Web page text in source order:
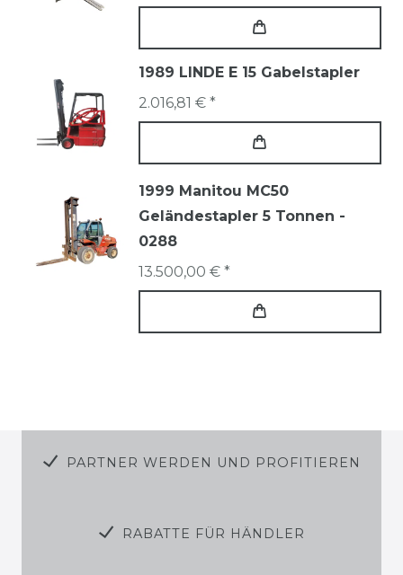
1989 LINDE E 15 Gabelstapler
2.016,81 € *
1999 Manitou MC50
Geländestapler 5 Tonnen -
0288
13.500,00 € *
PARTNER WERDEN UND PROFITIEREN
RABATTE FÜR HÄNDLER